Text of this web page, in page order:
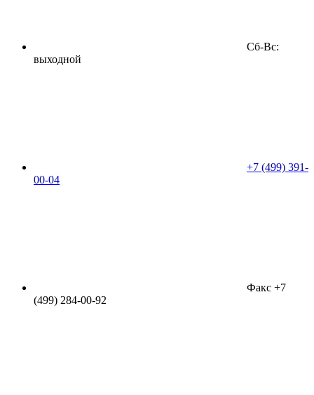
Сб-Вс:
выходной
+7 (499) 391-
00-04
Факс +7
(499) 284-00-92